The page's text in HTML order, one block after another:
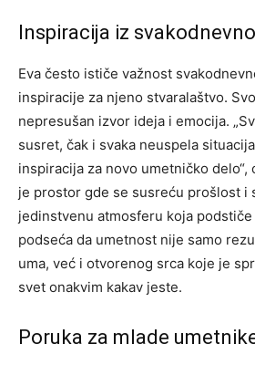
Inspiracija iz
Eva često ističe važnost
inspiracije za njeno stvaralaštvo.
nepresušan izvor ideja i emocija.
susret, čak i svaka neuspela
inspiracija za novo umetničko delo“,
je prostor gde se susreću prošlost i
jedinstvenu atmosferu koja
podseća da umetnost nije samo
uma, već i otvorenog srca koje je
svet onakvim kakav jeste.
Poruka za mlade